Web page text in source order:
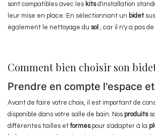
sont compatibles avec les kitsd'installation
leur mise en place. En sélectionnant un bidet
également le nettoyage du sol , car il n'y a pas de
Comment bien choisir son
Prendre en compte l'espace
Avant de faire votre choix, il est important de
disponible dans votre salle de bain. Nos produits
différentes tailles et formespour s'adapter à la